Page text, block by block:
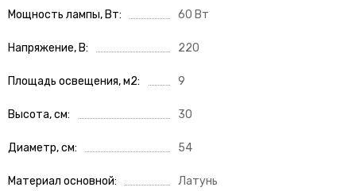
Мощность лампы, Вт 60 Вт
Напряжение, В 220
Площадь освещения, м2 9
Высота, см 30
Диаметр, см 54
Материал основной Латунь